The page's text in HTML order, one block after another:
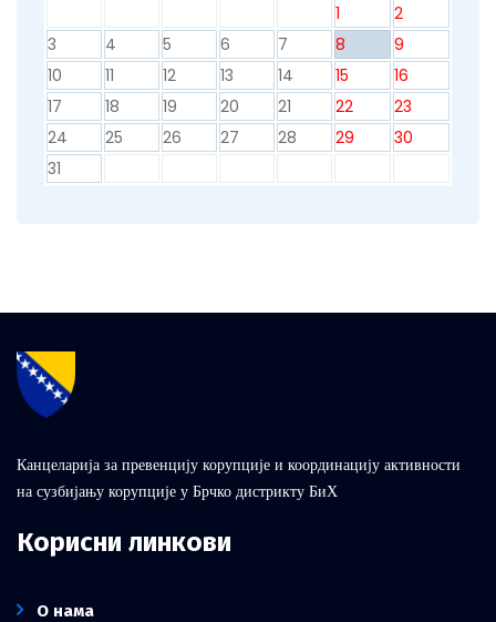
1
2
3
4 5 6 7 8
9
10
11 12 13 14 15
16
17
18 19 20 21 22
23
24
25 26 27 28 29
30
31
Канцеларија за превенцију корупције и координацију активности
на сузбијању корупције у Брчко дистрикту БиХ
Корисни линкови
О нама